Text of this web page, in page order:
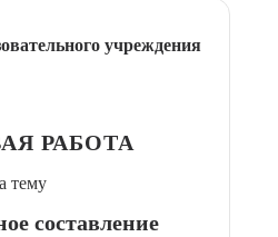
учреждения
РАБОТА
тему
составление